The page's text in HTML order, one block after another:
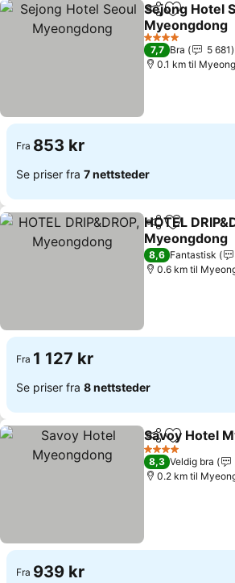
Del Legg til i
Sejong Hotel
Myeongdong
Se priser
4 Stjerner
7,7 Bra
5 681
0.1 km til
Fra 853 kr
Se priser fra 7 nettsteder
Del Legg til i
HOTEL
Myeongdong
Se priser
8,6 Fantastisk
0.6 km til
Fra 1 127 kr
Se priser fra 8 nettsteder
Del Legg til i
Savoy Hotel
4 Stjerner
8,3 Veldig bra
0.2 km til
Fra 939 kr